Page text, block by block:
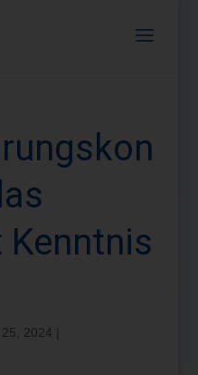
Kenntnis
2024